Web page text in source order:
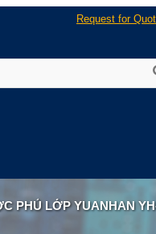
Request for
PHỦ LỚP YUANHAN